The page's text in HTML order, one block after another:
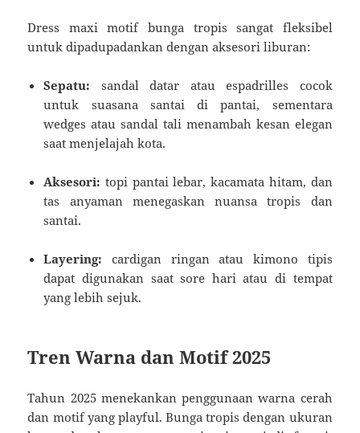
Dress maxi motif bunga tropis sangat fleksibel
untuk dipadupadankan dengan aksesori liburan:
Sepatu: sandal datar atau espadrilles cocok
untuk suasana santai di pantai, sementara
wedges atau sandal tali menambah kesan elegan
saat menjelajah kota.
Aksesori: topi pantai lebar, kacamata hitam, dan
tas anyaman menegaskan nuansa tropis dan
santai.
Layering: cardigan ringan atau kimono tipis
dapat digunakan saat sore hari atau di tempat
yang lebih sejuk.
Tren Warna dan Motif 2025
Tahun 2025 menekankan penggunaan warna cerah
dan motif yang playful. Bunga tropis dengan ukuran